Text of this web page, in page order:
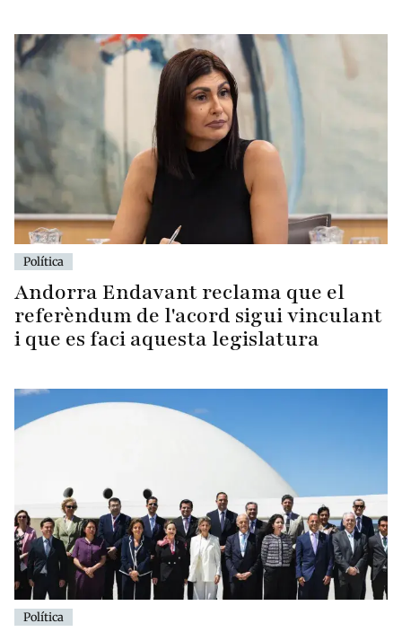
Política
Andorra Endavant reclama que el
referèndum de l'acord sigui vinculant
i que es faci aquesta legislatura
Política